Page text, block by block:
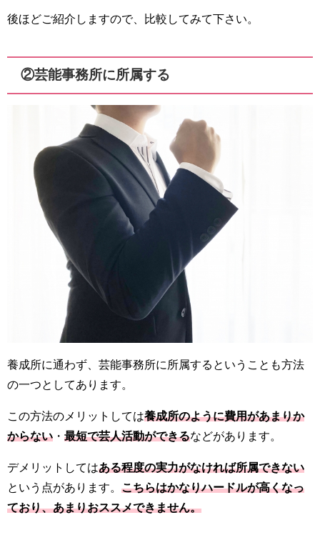
後ほどご紹介しますので、比較してみて下さい。
②芸能事務所に所属する
養成所に通わず、芸能事務所に所属するということも方法
の一つとしてあります。
この方法のメリットしては養成所のように費用があまりか
からない ・ 最短で芸人活動ができるなどがあります。
デメリットしてはある程度の実力がなければ所属できない
という点があります。 こちらはかなりハードルが高くなっ
ており、あまりおススメできません。